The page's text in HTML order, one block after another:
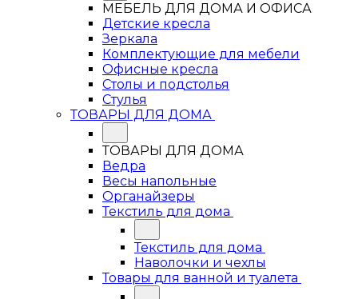
МЕБЕЛЬ ДЛЯ ДОМА И ОФИСА
Детские кресла
Зеркала
Комплектующие для мебели
Офисные кресла
Столы и подстолья
Стулья
ТОВАРЫ ДЛЯ ДОМА
ТОВАРЫ ДЛЯ ДОМА
Ведра
Весы напольные
Органайзеры
Текстиль для дома
Текстиль для дома
Наволочки и чехлы
Товары для ванной и туалета